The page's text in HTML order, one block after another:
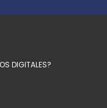
DIGITALES?